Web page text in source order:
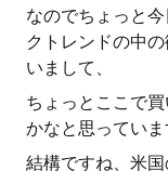
なのでちょっと
クトレンドの中
いまして、
ちょっとここで
かなと思っていま
結構ですね、米